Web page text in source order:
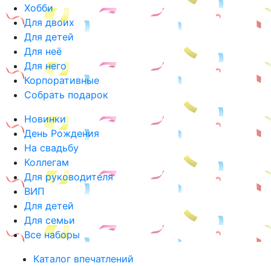
Хобби
Для двоих
Для детей
Для неё
Для него
Корпоративные
Собрать подарок
Новинки
День Рождения
На свадьбу
Коллегам
Для руководителя
ВИП
Для детей
Для семьи
Все наборы
Каталог впечатлений